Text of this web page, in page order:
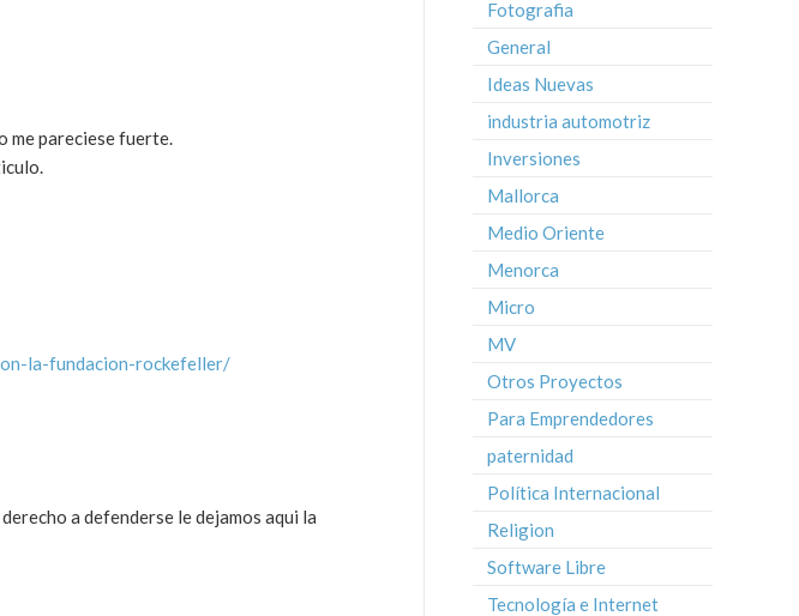
me pareciese fuerte.
la-fundacion-rockefeller/
a defenderse le dejamos aqui la
Fotografia
General
Ideas Nuevas
industria automotriz
Inversiones
Mallorca
Medio Oriente
Menorca
Micro
MV
Otros Proyectos
Para Emprendedores
paternidad
Política Internacional
Religion
Software Libre
Tecnología e Internet